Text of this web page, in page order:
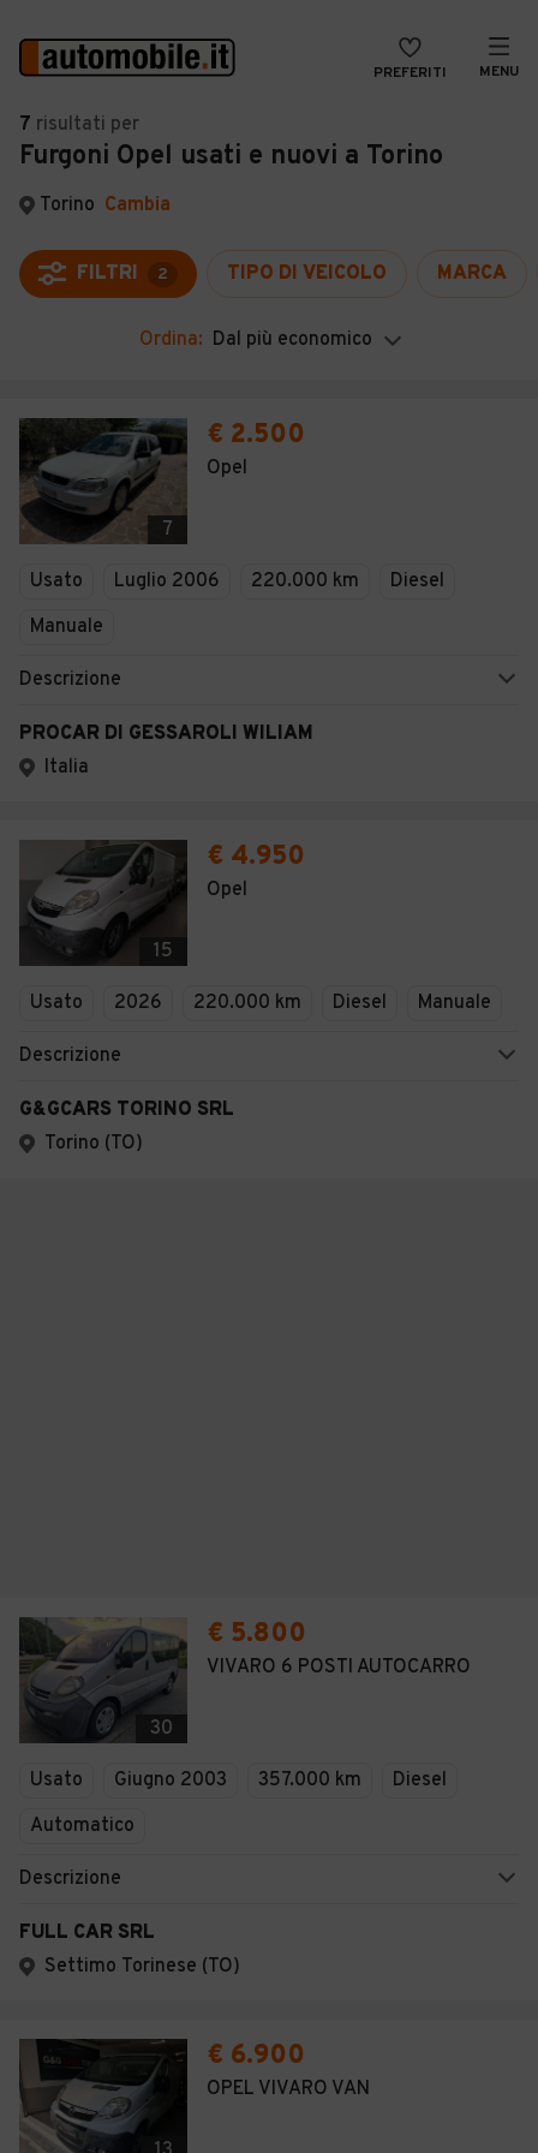
PREFERITI MENU
Auto
Auto usate
Auto Km 0
Auto Nuove
Noleggio a lungo termine
Moto
Camper
Veicoli Commerciali
VENDI
MAGAZINE
ACCEDI
7 risultati per
Furgoni Opel usati e nuovi a Torino
Torino Cambia
FILTRI 2 TIPO DI VEICOLO MARCA
Ordina: Dal più economico
7
€ 2.500
Opel
Usato Luglio 2006 220.000 km
Diesel
Manuale
Descrizione
PROCAR DI GESSAROLI WILIAM
Italia
15
€ 4.950
Opel
Usato 2026 220.000 km Diesel Manuale
Descrizione
G&GCARS TORINO SRL
Torino (TO)
30
€ 5.800
VIVARO 6 POSTI AUTOCARRO
Usato Giugno 2003 357.000 km
Diesel
Automatico
Descrizione
FULL CAR SRL
Settimo Torinese (TO)
€ 6.900
OPEL VIVARO VAN